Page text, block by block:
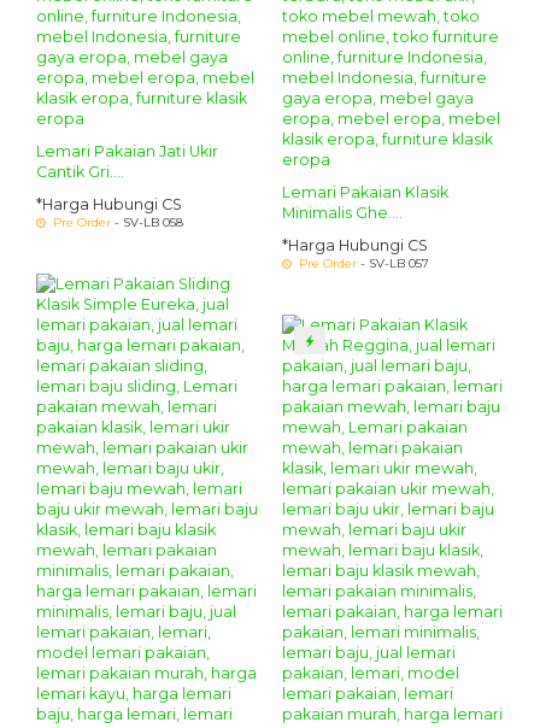
Lemari Pakaian Jati Ukir
Cantik Gri....
*Harga Hubungi CS
Pre Order - SV-LB 058
Lemari Pakaian Klasik
Minimalis Ghe....
*Harga Hubungi CS
Pre Order - SV-LB 057